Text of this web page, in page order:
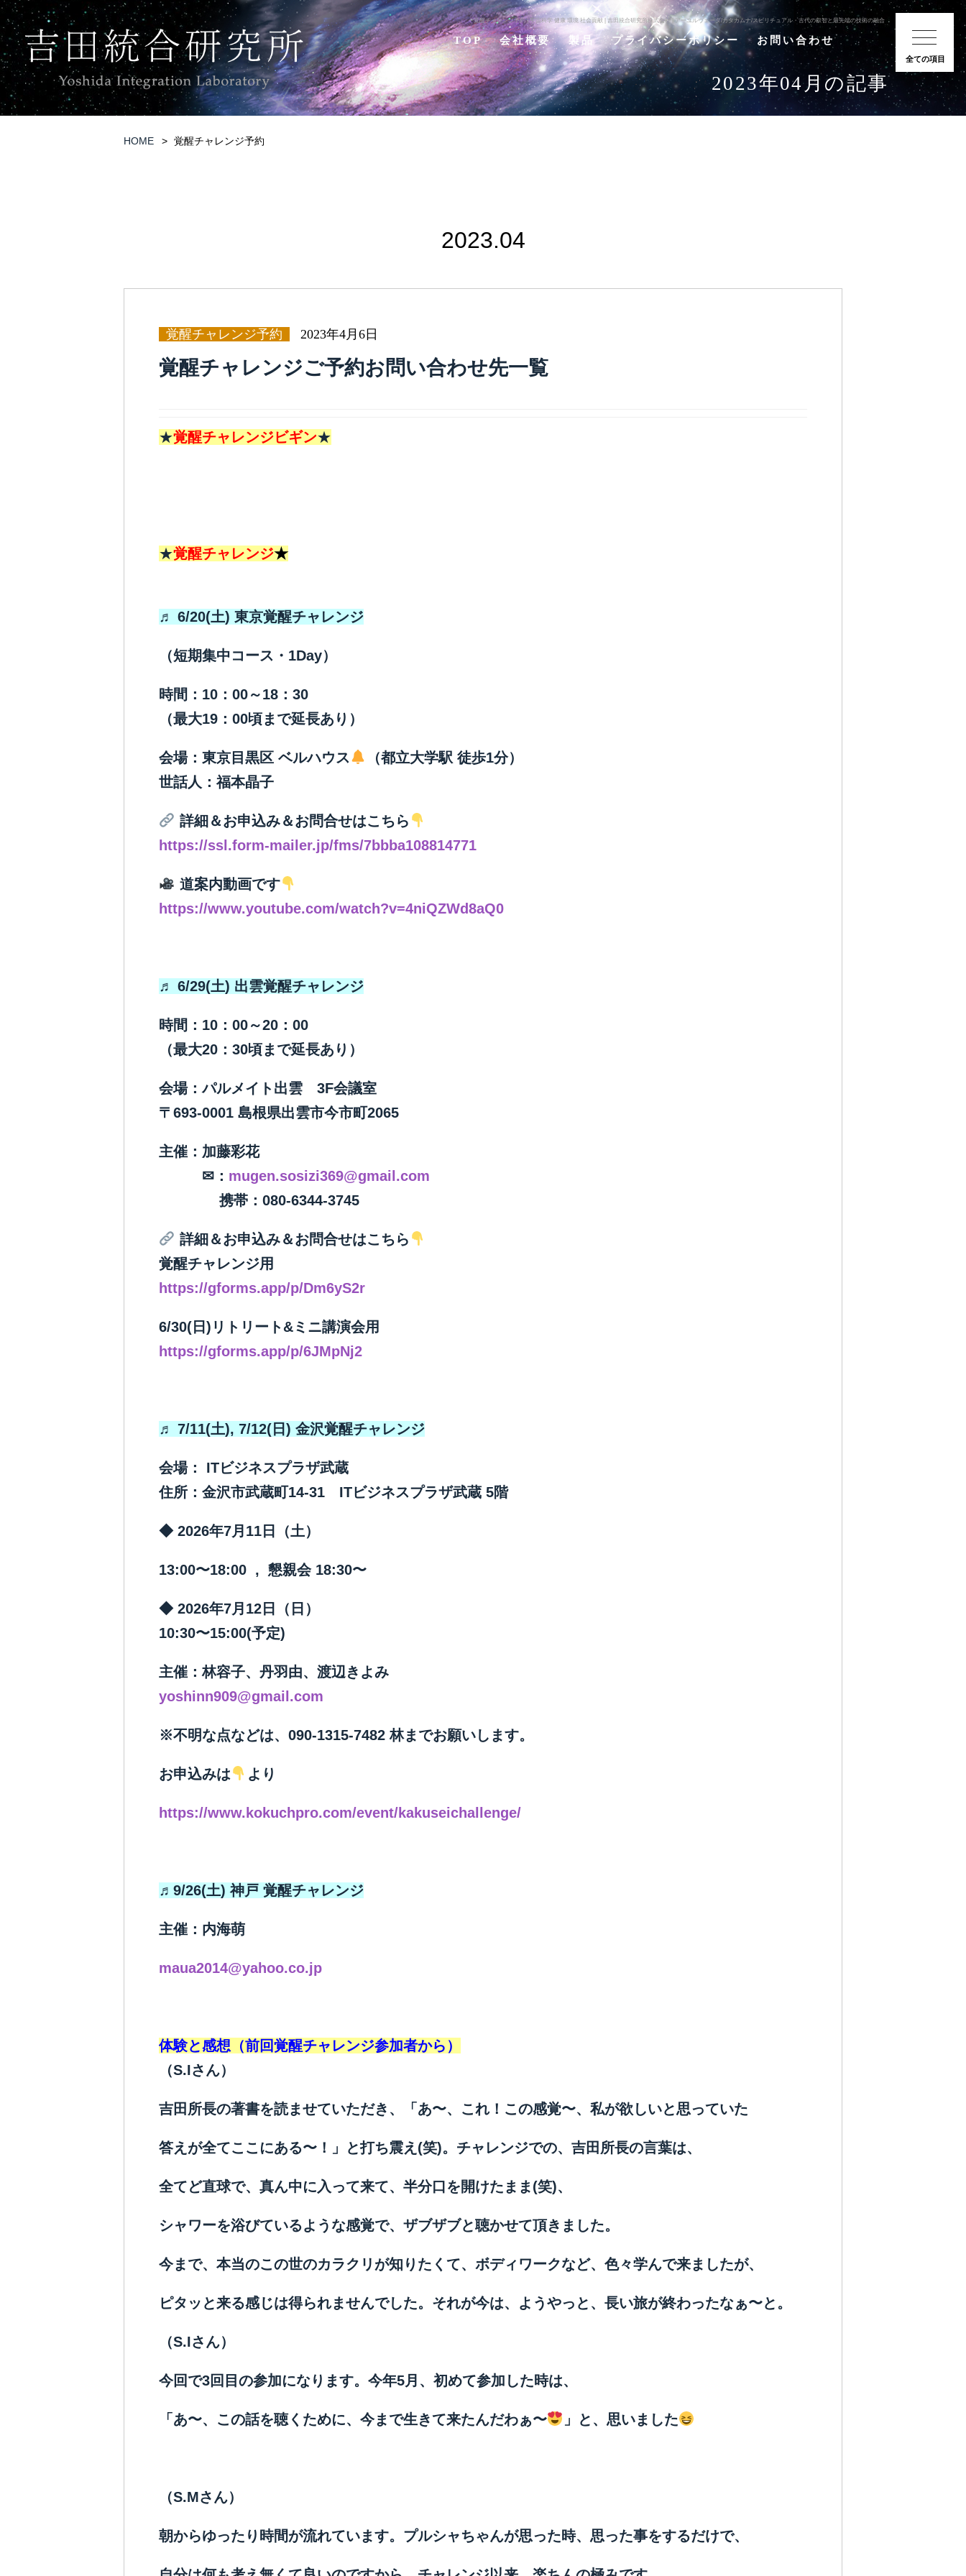
覚醒チャレンジ予約 | 宇宙科学 健康 環境 社会貢献 | 吉田統合研究所株式会社 | アーユルヴェーダ/カタカムナ/スピリチュアル・古代の叡智と最先端の技術の融合
TOP 会社概要 製品 プライバシーポリシー お問い合わせ
2023年04月の記事
HOME 覚醒チャレンジ予約
2023.04
覚醒チャレンジ予約 2023年4月6日
覚醒チャレンジご予約お問い合わせ先一覧
★覚醒チャレンジビギン★
★覚醒チャレンジ★
♬ 6/20(土) 東京覚醒チャレンジ
（短期集中コース・1Day）
時間：10：00～18：30
（最大19：00頃まで延長あり）
会場：東京目黒区 ベルハウス
（都立大学駅 徒歩1分）
世話人：福本晶子
詳細＆お申込み＆お問合せはこちら
https://ssl.form-mailer.jp/fms/7bbba108814771
道案内動画です
https://www.youtube.com/watch?v=4niQZWd8aQ0
♬ 6/29(土) 出雲覚醒チャレンジ
時間：10：00～20：00
（最大20：30頃まで延長あり）
会場：パルメイト出雲 3F会議室
〒693-0001 島根県出雲市今市町2065
主催：加藤彩花
✉： mugen.sosizi369@gmail.com
携帯：080-6344-3745
詳細＆お申込み＆お問合せはこちら
覚醒チャレンジ用
https://gforms.app/p/Dm6yS2r
6/30(日)リトリート&ミニ講演会用
https://gforms.app/p/6JMpNj2
♬ 7/11(土), 7/12(日) 金沢覚醒チャレンジ
​会場： ITビジネスプラザ武蔵
住所：金沢市武蔵町14-31 ITビジネスプラザ武蔵 5階
◆ 2026年7月11日（土）
13:00〜18:00 , 懇親会 18:30〜
◆ 2026年7月12日（日）
10:30〜15:00(予定)
主催：林容子、丹羽由、渡辺きよみ
yoshinn909@gmail.com
※不明な点などは、090-1315-7482 林までお願いします。
お申込みは より
https://www.kokuchpro.com/event/kakuseichallenge/
♬9/26(土) 神戸 覚醒チャレンジ
主催：内海萌
maua2014@yahoo.co.jp
体験と感想（前回覚醒チャレンジ参加者から）
（S.Iさん）
吉田所長の著書を読ませていただき、「あ〜、これ！この感覚〜、私が欲しいと思っていた
答えが全てここにある〜！」と打ち震え(笑)。チャレンジでの、吉田所長の言葉は、
全てど直球で、真ん中に入って来て、半分口を開けたまま(笑)、
シャワーを浴びているような感覚で、ザブザブと聴かせて頂きました。
今まで、本当のこの世のカラクリが知りたくて、ボディワークなど、色々学んで来ましたが、
ピタッと来る感じは得られませんでした。それが今は、ようやっと、長い旅が終わったなぁ〜と。
（S.Iさん）
今回で3回目の参加になります。今年5月、初めて参加した時は、
「あ〜、この話を聴くために、今まで生きて来たんだわぁ〜 」と、思いました
（S.Mさん）
朝からゆったり時間が流れています。プルシャちゃんが思った時、思った事をするだけで、
全ての項目